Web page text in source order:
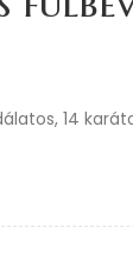
14